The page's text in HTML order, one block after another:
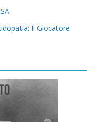
Il Giocatore